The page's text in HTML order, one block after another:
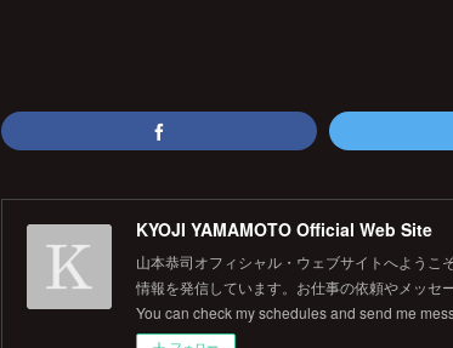
KYOJI YAMAMOTO Official Web Site
山本恭司オフィシャル・ウェブサイトへようこ
情報を発信しています。お仕事の依頼やメッ
You can check my schedules and send me